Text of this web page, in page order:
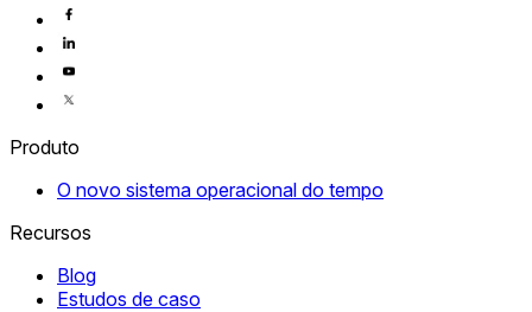
Produto
O novo sistema operacional do tempo
Recursos
Blog
Estudos de caso